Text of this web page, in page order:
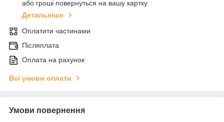
або гроші повернуться на вашу картку
Детальніше
Оплатити частинами
Післяплата
Оплата на рахунок
Всі умови оплати
Умови повернення